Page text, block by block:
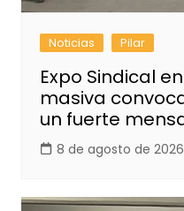
Noticias Pilar
Expo Sindical
masiva
un fuerte
8 de agosto de 2026